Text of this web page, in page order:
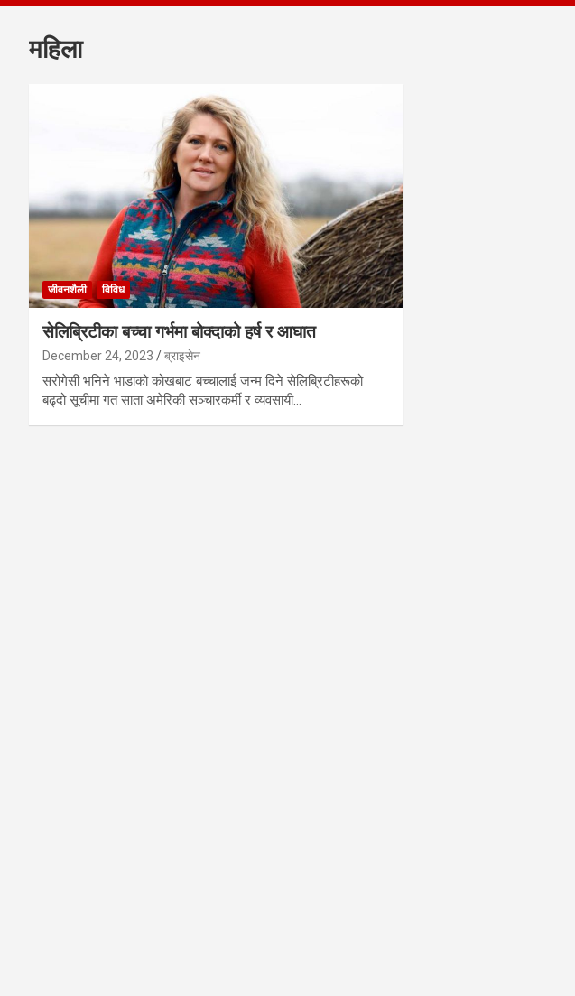
महिला
जीवनशैली विविध
सेलिब्रिटीका बच्चा गर्भमा बोक्दाको हर्ष र आघात
December 24, 2023 ब्राइसेन
सरोगेसी भनिने भाडाको कोखबाट बच्चालाई जन्म दिने सेलिब्रिटीहरूको
बढ्दो सूचीमा गत साता अमेरिकी सञ्चारकर्मी र व्यवसायी…